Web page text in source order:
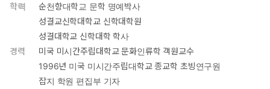
이 책을 통해 우리는 이윤기의 글쓰기 인생을 엿보고, 언어에 대한
그의 예민한 감각이 어떻게 펄펄 살아 있는 문장을 만들었는지 확인
하게 된다. 자유의 상징인 ‘그리스인 조르바’에게 생생한 입말을 입히
기 위한 그의 고집 있는 투쟁, 자신이 오독하고 오역했던 실패담도
솔직하게 털어 넣는 치열한 자기반성 등 그가 수많은 경험을 통해 얻
은 지혜들이 오롯이 담겨 있다. 무엇보다 이윤기가 남긴 이 위대한
학력
순천향대학교 문학 명예박사
성결교신학대학교 신학대학원
성결대학교 신학대학 학사
경력
미국 미시간주립대학교 문화인류학 객원교수
1996년 미국 미시간주립대학교 종교학 초빙연구원
잡지 학원 편집부 기자